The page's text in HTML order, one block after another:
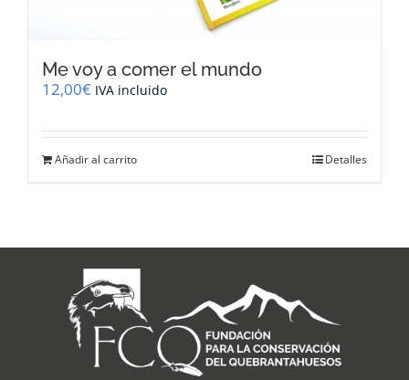
Me voy a comer el mundo
12,00€ IVA incluido
Añadir al carrito Detalles